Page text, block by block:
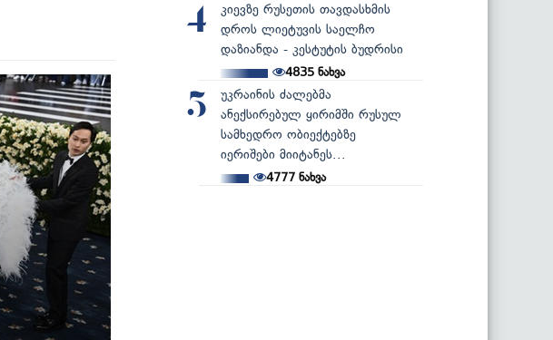
4
კიევზე რუსეთის თავდასხმის
დროს ლიეტუვის საელჩო
დაზიანდა - კესტუტის ბუდრისი
4835ნახვა
5
უკრაინის ძალებმა
ანექსირებულ ყირიმში რუსულ
სამხედრო ობიექტებზე
იერიშები მიიტანეს...
4777 ნახვა